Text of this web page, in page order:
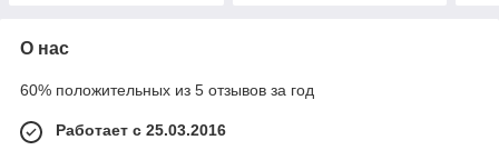
О нас
60% положительных из 5 отзывов за год
Работает с 25.03.2016